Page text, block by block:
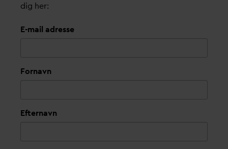
dig her:
E-mail adresse
Fornavn
Efternavn